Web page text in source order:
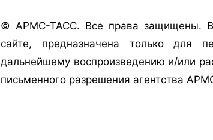
© АРМС-ТАСС. Все права защищены.
сайте, предназначена только для
дальнейшему воспроизведению и/или
письменного разрешения агентства